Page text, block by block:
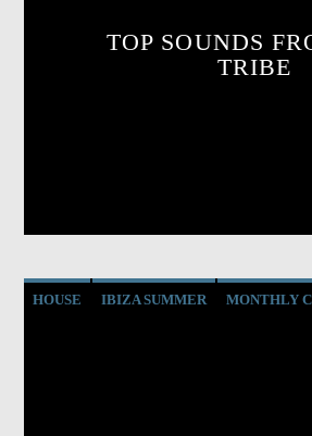
TOP SOUNDS
TRIBE
HOUSE IBIZA SUMMER MONTHLY